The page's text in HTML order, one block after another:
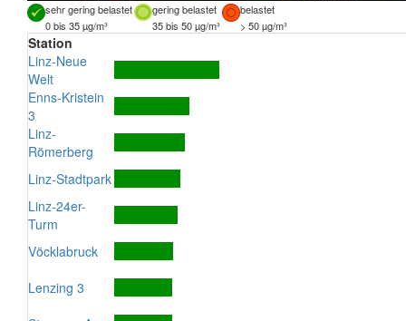
sehr gering belastet gering belastet
belastet
0 bis 35 µg/m³
35 bis 50 µg/m³ > 50 µg/m³
Station
Linz-Neue
Welt
Enns-Kristein
3
Linz-
Römerberg
Linz-Stadtpark
Linz-24er-
Turm
Vöcklabruck
Lenzing 3